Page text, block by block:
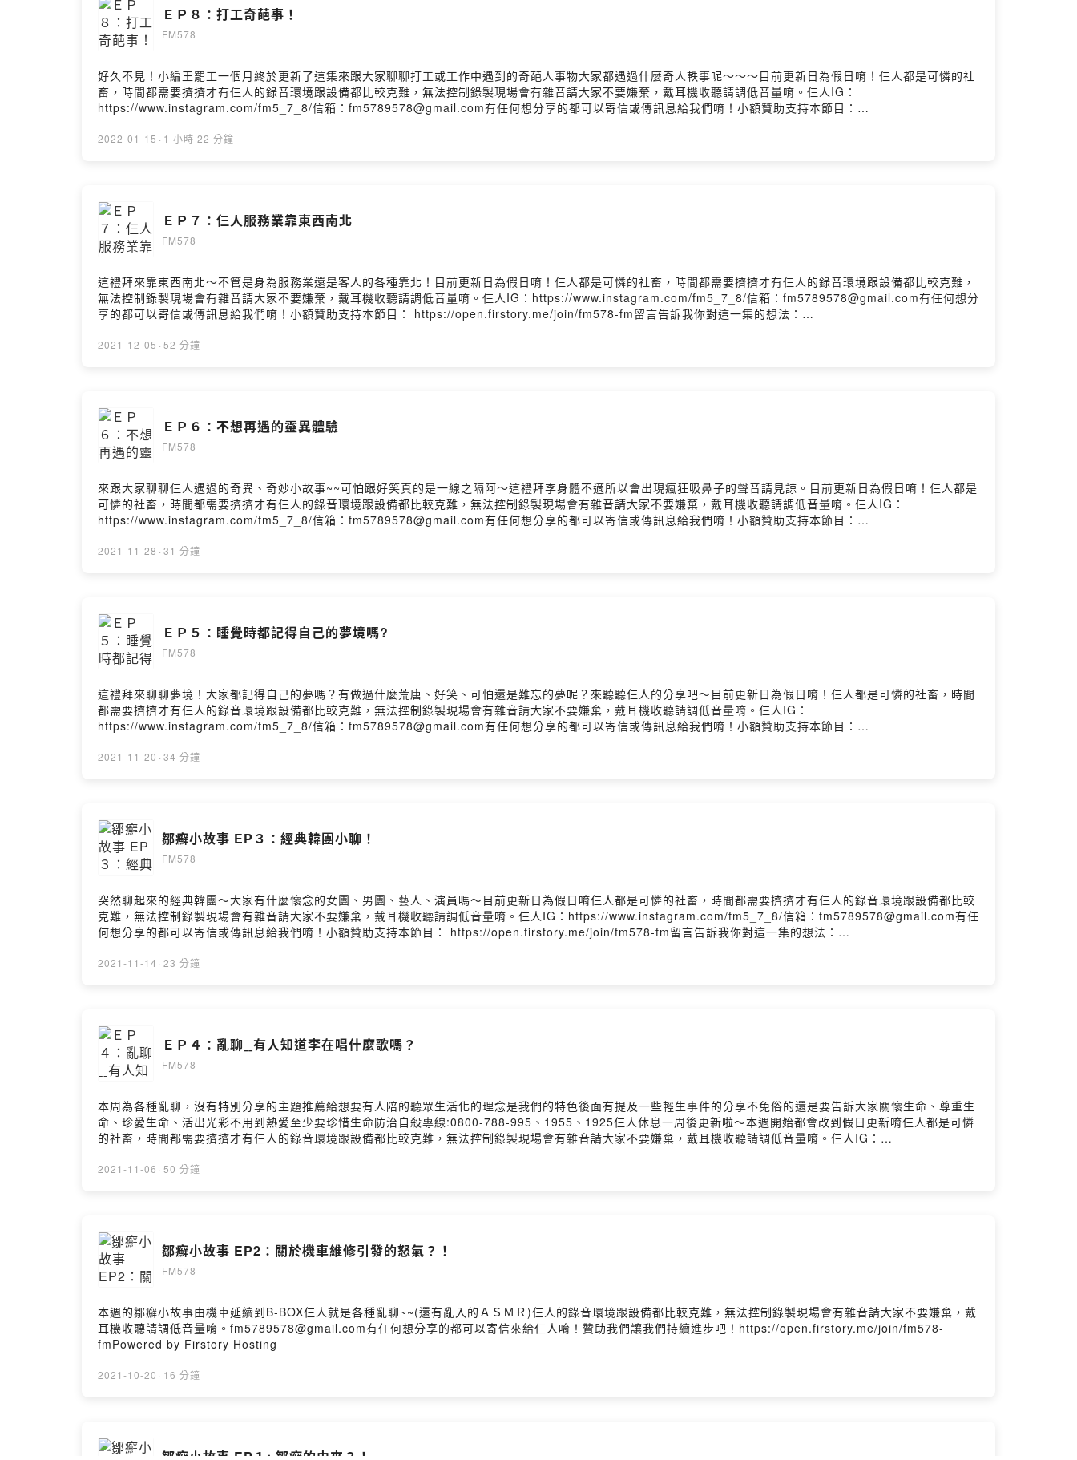
ＥＰ８：打工奇葩事！
FM578
好久不見！小編王罷工一個月終於更新了這集來跟大家聊聊打工或工作中遇到的奇葩人事物大家都遇過什麼奇人軼事呢～～～目前更新日為假日唷！仨人都是可憐的社
畜，時間都需要擠擠才有仨人的錄音環境跟設備都比較克難，無法控制錄製現場會有雜音請大家不要嫌棄，戴耳機收聽請調低音量唷。仨人IG：
https://www.instagram.com/fm5_7_8/信箱：fm5789578@gmail.com有任何想分享的都可以寄信或傳訊息給我們唷！小額贊助支持本節目：
Firstory Hosting
2022-01-15 · 1 小時 22 分鐘
ＥＰ７：仨人服務業靠東西南北
FM578
這禮拜來靠東西南北～不管是身為服務業還是客人的各種靠北！目前更新日為假日唷！仨人都是可憐的社畜，時間都需要擠擠才有仨人的錄音環境跟設備都比較克難，
無法控制錄製現場會有雜音請大家不要嫌棄，戴耳機收聽請調低音量唷。仨人IG：https://www.instagram.com/fm5_7_8/信箱：fm5789578@gmail.com有任何想分
享的都可以寄信或傳訊息給我們唷！小額贊助支持本節目： https://open.firstory.me/join/fm578-fm留言告訴我你對這一集的想法：
2021-12-05 · 52 分鐘
ＥＰ６：不想再遇的靈異體驗
FM578
來跟大家聊聊仨人遇過的奇異、奇妙小故事~~可怕跟好笑真的是一線之隔阿～這禮拜李身體不適所以會出現瘋狂吸鼻子的聲音請見諒。目前更新日為假日唷！仨人都是
可憐的社畜，時間都需要擠擠才有仨人的錄音環境跟設備都比較克難，無法控制錄製現場會有雜音請大家不要嫌棄，戴耳機收聽請調低音量唷。仨人IG：
https://www.instagram.com/fm5_7_8/信箱：fm5789578@gmail.com有任何想分享的都可以寄信或傳訊息給我們唷！小額贊助支持本節目：
Firstory Hosting
2021-11-28 · 31 分鐘
ＥＰ５：睡覺時都記得自己的夢境嗎?
FM578
這禮拜來聊聊夢境！大家都記得自己的夢嗎？有做過什麼荒唐、好笑、可怕還是難忘的夢呢？來聽聽仨人的分享吧～目前更新日為假日唷！仨人都是可憐的社畜，時間
都需要擠擠才有仨人的錄音環境跟設備都比較克難，無法控制錄製現場會有雜音請大家不要嫌棄，戴耳機收聽請調低音量唷。仨人IG：
https://www.instagram.com/fm5_7_8/信箱：fm5789578@gmail.com有任何想分享的都可以寄信或傳訊息給我們唷！小額贊助支持本節目：
by Firstory Hosting
2021-11-20 · 34 分鐘
鄒癬小故事 EP３：經典韓團小聊！
FM578
突然聊起來的經典韓團～大家有什麼懷念的女團、男團、藝人、演員嗎～目前更新日為假日唷仨人都是可憐的社畜，時間都需要擠擠才有仨人的錄音環境跟設備都比較
克難，無法控制錄製現場會有雜音請大家不要嫌棄，戴耳機收聽請調低音量唷。仨人IG：https://www.instagram.com/fm5_7_8/信箱：fm5789578@gmail.com有任
何想分享的都可以寄信或傳訊息給我們唷！小額贊助支持本節目： https://open.firstory.me/join/fm578-fm留言告訴我你對這一集的想法：
2021-11-14 · 23 分鐘
ＥＰ４：亂聊ˍˍ有人知道李在唱什麼歌嗎？
FM578
本周為各種亂聊，沒有特別分享的主題推薦給想要有人陪的聽眾生活化的理念是我們的特色後面有提及一些輕生事件的分享不免俗的還是要告訴大家關懷生命、尊重生
命、珍愛生命、活出光彩不用到熱愛至少要珍惜生命防治自殺專線:0800-788-995、1955、1925仨人休息一周後更新啦～本週開始都會改到假日更新唷仨人都是可憐
的社畜，時間都需要擠擠才有仨人的錄音環境跟設備都比較克難，無法控制錄製現場會有雜音請大家不要嫌棄，戴耳機收聽請調低音量唷。仨人IG：
https://open.firstory.me/join/fm578-fm留言告訴我你對這一集的想法： https://open.firstory.me/story/ckvnyoyc87rdq080520po3ncs?m=commentPowered by
2021-11-06 · 50 分鐘
鄒癬小故事 EP2：關於機車維修引發的怒氣？！
FM578
本週的鄒癬小故事由機車延續到B-BOX仨人就是各種亂聊~~(還有亂入的ＡＳＭＲ)仨人的錄音環境跟設備都比較克難，無法控制錄製現場會有雜音請大家不要嫌棄，戴
耳機收聽請調低音量唷。fm5789578@gmail.com有任何想分享的都可以寄信來給仨人唷！贊助我們讓我們持續進步吧！https://open.firstory.me/join/fm578-
fmPowered by Firstory Hosting
2021-10-20 · 16 分鐘